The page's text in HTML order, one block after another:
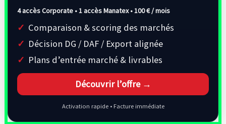
4 accès Corporate • 1 accès Manatex •100 € / mois
Comparaison & scoring des marchés
Décision DG / DAF / Export alignée
Plans d’entrée marché & livrables
Découvrir l’offre →
Activation rapide • Facture immédiate